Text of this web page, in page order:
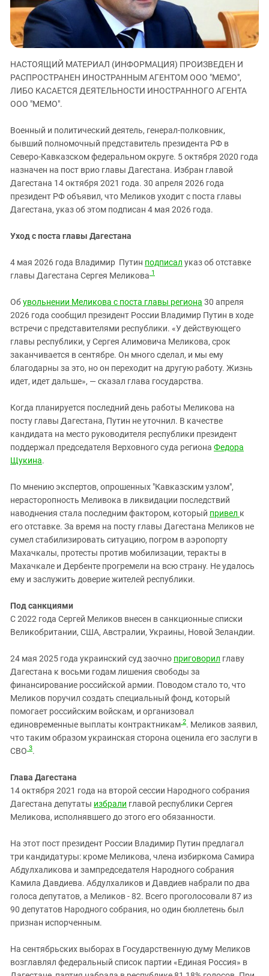
ЗАСТАВЛЯЕТ
КАВКАЗ ЗА ПАЛЕСТИНУ
ИНАКОМЫСЛИЕ В ЧЕЧНЕ
ПРЕСЛЕДОВАНИЕ АКТИВИСТОВ
МОБИЛИЗАЦИЯ И ПРОТЕСТЫ
Дагестан
Ингушетия
Кабардино-Балкария
Калмыкия
Краснодарский край
Российская Федерация
Ростовская область
Северная Осетия - Алания
СКФО
Ставропольский край
Чечня
Южный Кавказ
НАСТОЯЩИЙ МАТЕРИАЛ (ИНФОРМАЦИЯ) ПРОИЗВЕДЕН И
РАСПРОСТРАНЕН ИНОСТРАННЫМ АГЕНТОМ ООО "МЕМО",
ЛИБО КАСАЕТСЯ ДЕЯТЕЛЬНОСТИ ИНОСТРАННОГО АГЕНТА
ООО "МЕМО".
Военный и политический деятель, генерал-полковник,
бывший полномочный представитель президента РФ в
Северо-Кавказском федеральном округе. 5 октября 2020 года
назначен на пост врио главы Дагестана. Избран главой
Дагестана 14 октября 2021 года. 30 апреля 2026 года
президент РФ объявил, что Меликов уходит с поста главы
Дагестана, указ об этом подписан 4 мая 2026 года.
Уход с поста главы Дагестана
4 мая 2026 года Владимир Путин подписал указ об отставке
главы Дагестана Сергея Меликова 1
Обувольнении Меликова с поста главы региона 30 апреля
2026 года сообщил президент России Владимир Путин в ходе
встречи с представителями республики. «У действующего
главы республики, у Сергея Алимовича Меликова, срок
заканчивается в сентябре. Он много сделал, и мы ему
благодарны за это, но он переходит на другую работу. Жизнь
идет, идет дальше», — сказал глава государства.
Когда планируется последний день работы Меликова на
посту главы Дагестана, Путин не уточнил. В качестве
кандидата на место руководителя республики президент
поддержал председателя Верховного суда региона Федора
Щукина.
По мнению экспертов, опрошенных "Кавказским узлом",
нерасторопность Меливока в ликвидации последствий
наводнения стала последним фактором, который привел к
его отставке. За время на посту главы Дагестана Меликов не
сумел стабилизировать ситуацию, погром в аэропорту
Махачкалы, протесты против мобилизации, теракты в
Махачкале и Дербенте прогремели на всю страну. Не удалось
ему и заслужить доверие жителей республики.
Под санкциями
С 2022 года Сергей Меликов внесен в санкционные списки
Великобритании, США, Австралии, Украины, Новой Зеландии.
24 мая 2025 года украинский суд заочно приговорил главу
Дагестана к восьми годам лишения свободы за
финансирование российской армии. Поводом стало то, что
Меликов поручил создать специальный фонд, который
помогает российским войскам, и организовал
единовременные выплаты контрактникам 2. Меликов заявил,
что таким образом украинская сторона оценила его заслуги в
СВО 3.
Глава Дагестана
14 октября 2021 года на второй сессии Народного собрания
Дагестана депутаты избрали главой республики Сергея
Меликова, исполнявшего до этого его обязанности.
На этот пост президент России Владимир Путин предлагал
три кандидатуры: кроме Меликова, члена избиркома Самира
Абдулхаликова и зампредседателя Народного собрания
Камила Давдиева. Абдулхаликов и Давдиев набрали по два
голоса депутатов, а Меликов - 82. Всего проголосовали 87 из
90 депутатов Народного собрания, но один бюллетень был
признан испорченным.
На сентябрьских выборах в Государственную думу Меликов
возглавлял федеральный список партии «Единая Россия» в